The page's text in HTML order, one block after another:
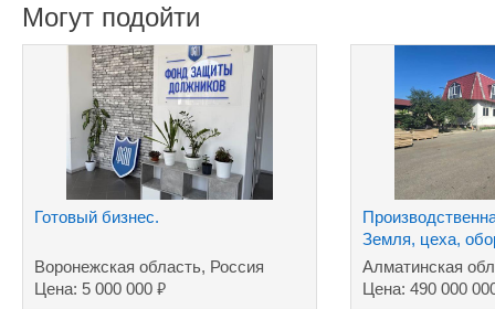
Могут подойти
Готовый бизнес.
Воронежская область, Россия
Цена: 5 000 000 ₽
Земля, цеха,
Промпарк.
Алматинская
Цена: 490 000